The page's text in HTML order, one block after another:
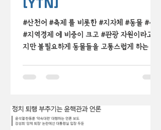
[YTN]
#산천어 #축제 를 비롯한 #지자체 #동물 #축제
#지역경제 에 비중이 크고 #관광 자원이라고 하
지만 불필요하게 동물들을 고통스럽게 하는 프